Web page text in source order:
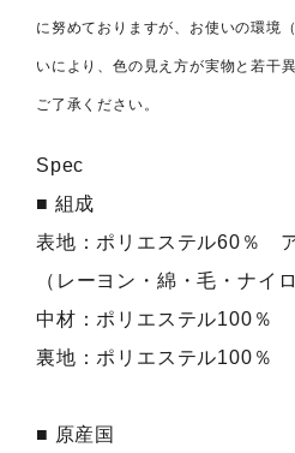
に努めておりますが、お使いの環境
いにより、色の見え方が実物と若干
ご了承ください。
Spec
■ 組成
表地：ポリエステル60％
（レーヨン・綿・毛・ナイ
中材：ポリエステル100％
裏地：ポリエステル100％
■ 原産国